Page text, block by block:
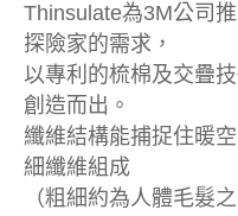
Thinsulate為3M公司
探險家的需求，
以專利的梳棉及交疊
創造而出。
纖維結構能捕捉住暖
細纖維組成
（粗細約為人體毛髮